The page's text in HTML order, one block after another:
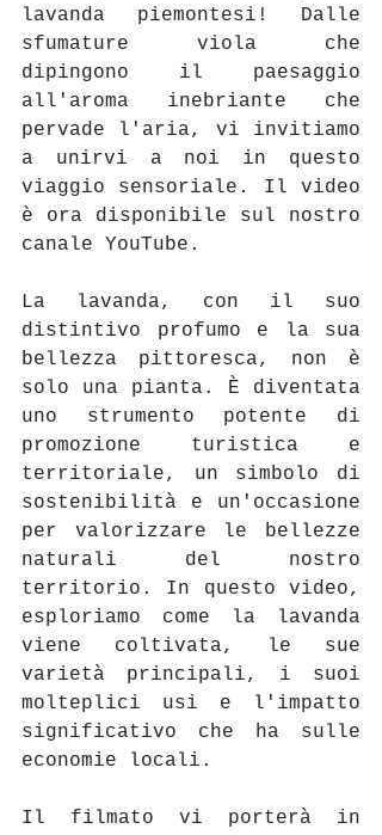
lavanda piemontesi! Dalle
sfumature viola che
dipingono il paesaggio
all'aroma inebriante che
pervade l'aria, vi invitiamo
a unirvi a noi in questo
viaggio sensoriale. Il video
è ora disponibile sul nostro
canale YouTube.
La lavanda, con il suo
distintivo profumo e la sua
bellezza pittoresca, non è
solo una pianta. È diventata
uno strumento potente di
promozione turistica e
territoriale, un simbolo di
sostenibilità e un'occasione
per valorizzare le bellezze
naturali del nostro
territorio. In questo video,
esploriamo come la lavanda
viene coltivata, le sue
varietà principali, i suoi
molteplici usi e l'impatto
significativo che ha sulle
economie locali.
Il filmato vi porterà in